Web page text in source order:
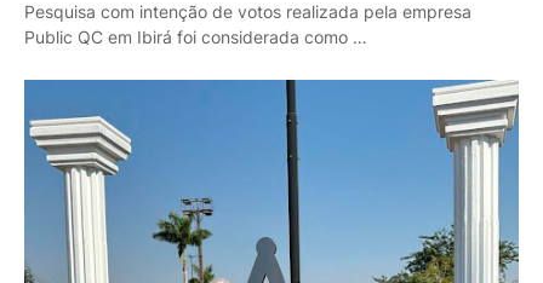
Pesquisa com intenção de votos realizada pela empresa
Public QC em Ibirá foi considerada como …